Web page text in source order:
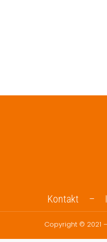
Kontakt –
Copyright © 2021